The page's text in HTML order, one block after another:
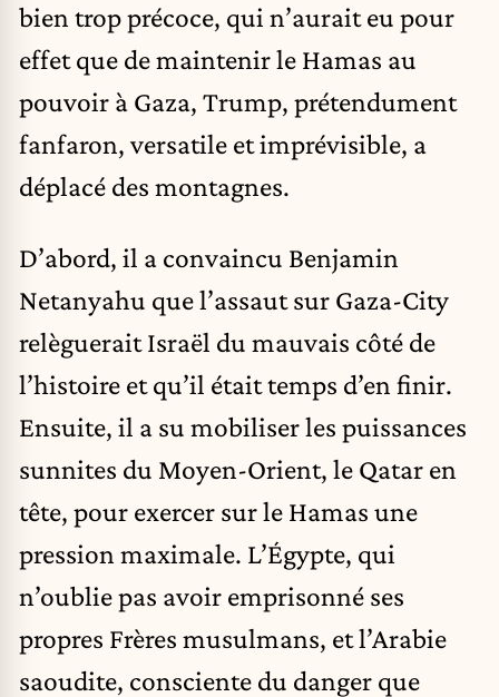
bien trop précoce, qui n’aurait eu pour
effet que de maintenir le Hamas au
pouvoir à Gaza, Trump, prétendument
fanfaron, versatile et imprévisible, a
déplacé des montagnes.
D’abord, il a convaincu Benjamin
Netanyahu que l’assaut sur Gaza-City
relèguerait Israël du mauvais côté de
l’histoire et qu’il était temps d’en finir.
Ensuite, il a su mobiliser les puissances
sunnites du Moyen-Orient, le Qatar en
tête, pour exercer sur le Hamas une
pression maximale. L’Égypte, qui
n’oublie pas avoir emprisonné ses
propres Frères musulmans, et l’Arabie
saoudite, consciente du danger que